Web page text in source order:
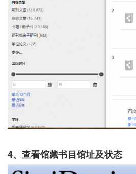
4、查看馆藏书目馆址及状态